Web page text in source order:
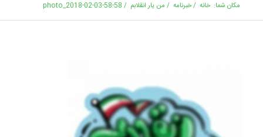
مکان شما: خانه /خبرنامه / من یار انقلابم /
photo_2018-02-03-58-58